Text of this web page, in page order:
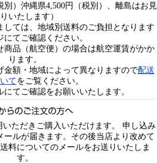
別）沖縄県4,500円（税別）、離島はお見
いたします）
しては、地域別送料のご負担となります
にてご確認ください。
商品（航空便）の場合は航空運賃がかか
ります。
金額・地域によって異なりますので配送
てをご覧ください。
てご確認をお願いいたします。
ただきご購入いただけます。 申し込み
ールが届きます。その後当店より改めて
料についてのメールをお送りいたしま
す。